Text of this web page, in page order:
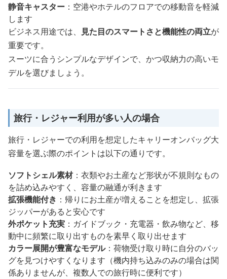
静音キャスター ：空港やホテルのフロアでの移動音を軽減
します
ビジネス用途では、
見た目のスマートさと機能性の両立が
重要です。
スーツに合うシンプルなデザインで、かつ収納力の高いモ
デルを選びましょう。
旅行・レジャー利用が多い人の場合
旅行・レジャーでの利用を想定したキャリーオンバッグ大
容量を選ぶ際のポイントは以下の通りです。
ソフトシェル素材：衣類やお土産など形状が不規則なもの
を詰め込みやすく、容量の融通が利きます
拡張機能付き ：帰りにお土産が増えることを想定し、拡張
ジッパーがあると安心です
外ポケット充実 ：ガイドブック・充電器・飲み物など、移
動中に頻繁に取り出すものを素早く取り出せます
カラー展開が豊富なモデル：荷物受け取り時に自分のバッ
グを見つけやすくなります（機内持ち込みのみの場合は関
係ありませんが、複数人での旅行時に便利です）